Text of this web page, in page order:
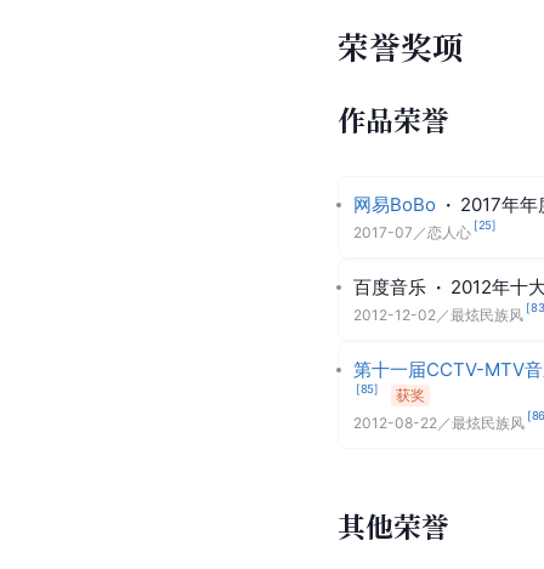
荣誉奖项
作品荣誉
网易BoBo · 2017年年
2017-07 ／恋人心 [25]
百度音乐 · 2012年十
2012-12-02／最炫民族风 [
第十一届CCTV-MTV
[85]
获奖
2012-08-22／最炫民族风 [
其他荣誉